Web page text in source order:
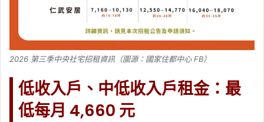
2026 第三季中央社宅招租資訊（圖源：國家住都中心 FB）
低收入戶、中低收入戶租金：最
低每月 4,660 元